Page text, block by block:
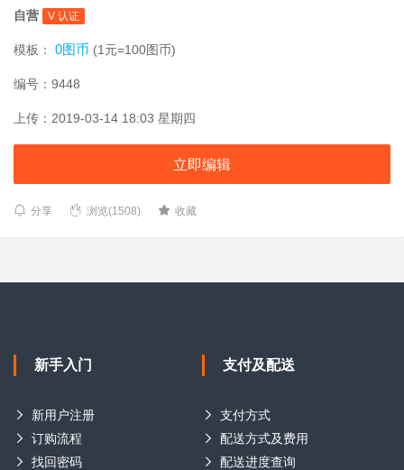
自营 V 认证
模板： 0图币 (1元=100图币)
编号：9448
上传：2019-03-14 18:03 星期四
立即编辑
分享 浏览(1508) 收藏
新手入门
新用户注册
订购流程
找回密码
支付及配送
支付方式
配送方式及费用
配送进度查询